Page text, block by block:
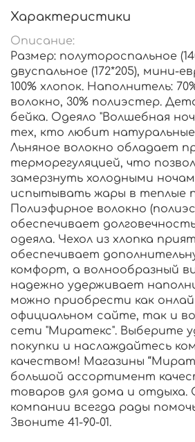
Характеристики
Описание:
Размер: полутороспальное
двуспальное (172*205), мини-
100% хлопок. Наполнитель:
волокно, 30% полиэстер.
бейка. Одеяло "Волшебная
тех, кто любит
Льняное волокно обладает
терморегуляцией, что
замерзнуть холодными
испытывать жары в теплые
Полиэфирное волокно
обеспечивает
одеяла. Чехол из хлопка
обеспечивает
комфорт, а волнообразный
надежно удерживает
можно приобрести как
официальном сайте, так и во
сети "Миратекс". Выберите
покупки и наслаждайтесь
качеством! Магазины
большой ассортимент
товаров для дома и отдыха.
компании всегда рады
Звоните 41-90-01.